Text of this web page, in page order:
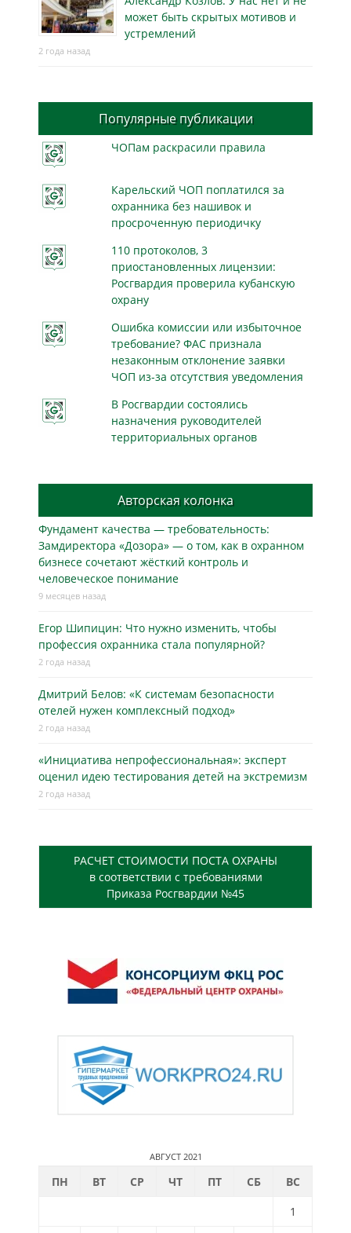
может быть скрытых мотивов и
устремлений
2 года назад
Популярные публикации
ЧОПам раскрасили правила
Карельский ЧОП поплатился за
охранника без нашивок и
просроченную периодичку
110 протоколов, 3
приостановленных лицензии:
Росгвардия проверила кубанскую
охрану
Ошибка комиссии или избыточное
требование? ФАС признала
незаконным отклонение заявки
ЧОП из-за отсутствия уведомления
В Росгвардии состоялись
назначения руководителей
территориальных органов
Авторская колонка
Фундамент качества — требовательность:
Замдиректора «Дозора» — о том, как в охранном
бизнесe сочетают жёсткий контроль и
человеческое понимание
9 месяцев назад
Егор Шипицин: Что нужно изменить, чтобы
профессия охранника стала популярной?
2 года назад
Дмитрий Белов: «К системам безопасности
отелей нужен комплексный подход»
2 года назад
«Инициатива непрофессиональная»: эксперт
оценил идею тестирования детей на экстремизм
2 года назад
РАСЧЕТ СТОИМОСТИ ПОСТА ОХРАНЫ
в соответствии с требованиями
Приказа Росгвардии №45
АВГУСТ 2021
ПН ВТ СР ЧТ ПТ СБ
ВС
1